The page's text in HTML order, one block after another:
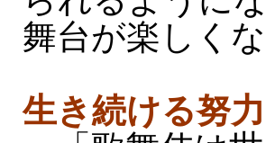
舞台が楽しく
生き続ける努